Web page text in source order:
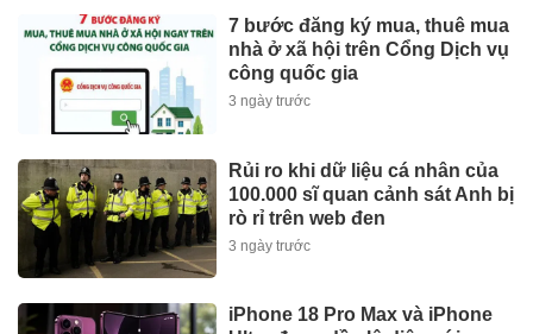
7 bước đăng ký mua, thuê mua
nhà ở xã hội trên Cổng Dịch vụ
công quốc gia
3 ngày trước
Rủi ro khi dữ liệu cá nhân của
100.000 sĩ quan cảnh sát Anh bị
rò rỉ trên web đen
3 ngày trước
iPhone 18 Pro Max và iPhone